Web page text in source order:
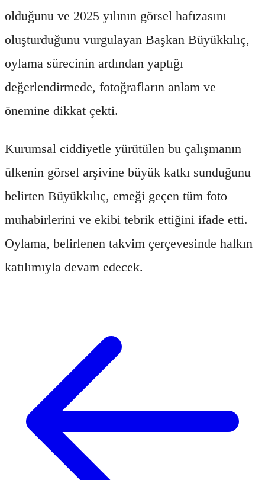
olduğunu ve 2025 yılının görsel hafızasını
oluşturduğunu vurgulayan Başkan Büyükkılıç,
oylama sürecinin ardından yaptığı
değerlendirmede, fotoğrafların anlam ve
önemine dikkat çekti.
Kurumsal ciddiyetle yürütülen bu çalışmanın
ülkenin görsel arşivine büyük katkı sunduğunu
belirten Büyükkılıç, emeği geçen tüm foto
muhabirlerini ve ekibi tebrik ettiğini ifade etti.
Oylama, belirlenen takvim çerçevesinde halkın
katılımıyla devam edecek.